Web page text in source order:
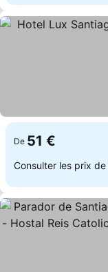
De 51 €
Consulter les prix de